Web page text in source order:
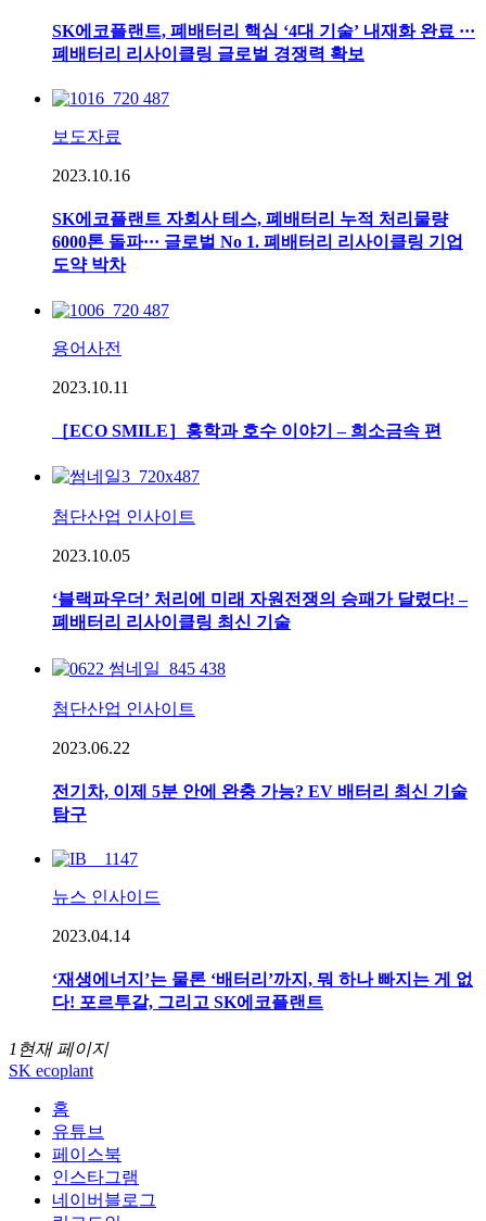
SK에코플랜트, 폐배터리 핵심 ‘4대 기술’ 내재화 완료 ···
폐배터리 리사이클링 글로벌 경쟁력 확보
보도자료
2023.10.16
SK에코플랜트 자회사 테스, 폐배터리 누적 처리물량
6000톤 돌파··· 글로벌 No 1. 폐배터리 리사이클링 기업
도약 박차
용어사전
2023.10.11
［ECO SMILE］홍학과 호수 이야기 – 희소금속 편
첨단산업 인사이트
2023.10.05
‘블랙파우더’ 처리에 미래 자원전쟁의 승패가 달렸다! –
폐배터리 리사이클링 최신 기술
첨단산업 인사이트
2023.06.22
전기차, 이제 5분 안에 완충 가능? EV 배터리 최신 기술
탐구
뉴스 인사이드
2023.04.14
‘재생에너지’는 물론 ‘배터리’까지, 뭐 하나 빠지는 게 없
다! 포르투갈, 그리고 SK에코플랜트
1 현재 페이지
SK ecoplant
홈
유튜브
페이스북
인스타그램
네이버블로그